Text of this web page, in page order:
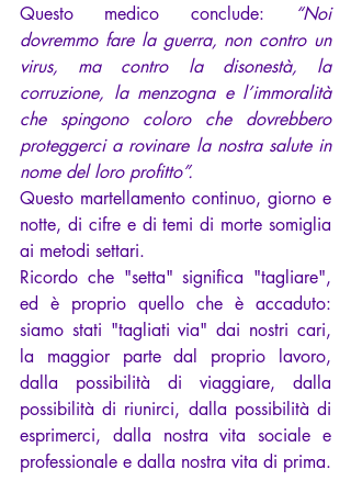
Questo medico conclude:
“Noi
dovremmo fare la guerra, non contro un
virus, ma contro la disonestà, la
corruzione, la menzogna e l’immoralità
che spingono coloro che dovrebbero
proteggerci a rovinare la nostra salute in
nome del loro profitto”.
Questo martellamento continuo, giorno e
notte, di cifre e di temi di morte somiglia
ai metodi settari.
Ricordo che "setta" significa "tagliare",
ed è proprio quello che è accaduto:
siamo stati "tagliati via" dai nostri cari,
la maggior parte dal proprio lavoro,
dalla possibilità di viaggiare, dalla
possibilità di riunirci, dalla possibilità di
esprimerci, dalla nostra vita sociale e
professionale e dalla nostra vita di prima.